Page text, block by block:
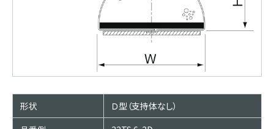
形状
Ｄ型（支持体なし）